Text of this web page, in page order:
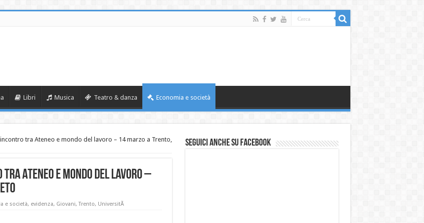
Libri Musica Teatro & danza Economia e società
tra Ateneo e mondo del lavoro – 14 marzo a Trento,
Ateneo e mondo del lavoro –
e società, evidenza, Giovani,Trento, UniversitÃ
Seguici anche su Facebook